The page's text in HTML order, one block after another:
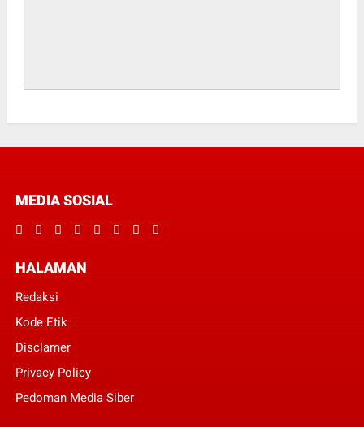
MEDIA SOSIAL
HALAMAN
Redaksi
Kode Etik
Disclamer
Privacy Policy
Pedoman Media Siber